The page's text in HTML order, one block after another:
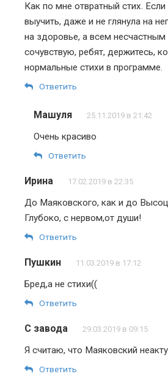
Как по мне отвратный стих.
выучить, даже и не глянула на
на здоровье, а всем
сочувствую, ребят, держитесь,
нормальные стихи в программе.
Ответить
Машуля 25.11.2019 в 21:42
Очень красиво
Ответить
Ирина 17.02.2019 в 22:35
До Маяковского, как и до
Глубоко, с нервом,от души!
Ответить
Пушкин 11.03.2019 в 17:12
Бред,а не стихи((
Ответить
С завода 29.03.2019 в 09:15
Я считаю, что Маяковский
Ответить